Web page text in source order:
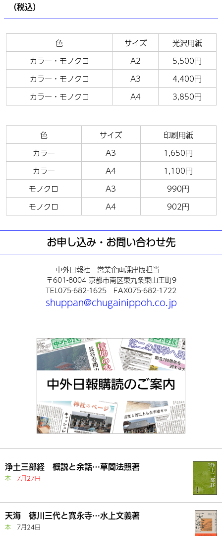
（税込）
色 サイズ
光沢用紙
カラー・モノクロ
A2
5,500円
カラー・モノクロ
A3
4,400円
カラー・モノクロ
A4 3,850円
色 サイズ
印刷用紙
カラー
A3
1,650円
カラー
A4
1,100円
モノクロ
A3
990円
モノクロ
A4 902円
お申し込み・お問い合わせ先
中外日報社 営業企画課出版担当
〒601-8004 京都市南区東九条東山王町9
TEL075-682-1625 FAX075-682-1722
shuppan@chugainippoh.co.jp
浄土三部経 概説と余話…草間法照著
本 7月27日
天海 徳川三代と寛永寺…水上文義著
本 7月24日